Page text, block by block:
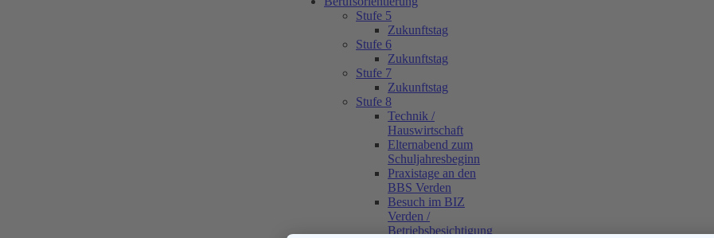
Stufe 5
Zukunftstag
Stufe 6
Zukunftstag
Stufe 7
Zukunftstag
Stufe 8
Technik /
Hauswirtschaft
Elternabend zum
Schuljahresbeginn
Praxistage an den
BBS Verden
Besuch im BIZ
Verden /
Betriebsbesichtigung